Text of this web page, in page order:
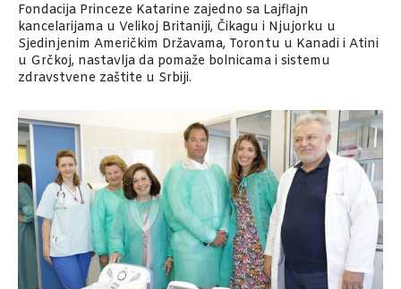
Fondacija Princeze Katarine zajedno sa Lajflajn
kancelarijama u Velikoj Britaniji, Čikagu i Njujorku u
Sjedinjenim Američkim Državama, Torontu u Kanadi i Atini
u Grčkoj, nastavlja da pomaže bolnicama i sistemu
zdravstvene zaštite u Srbiji.